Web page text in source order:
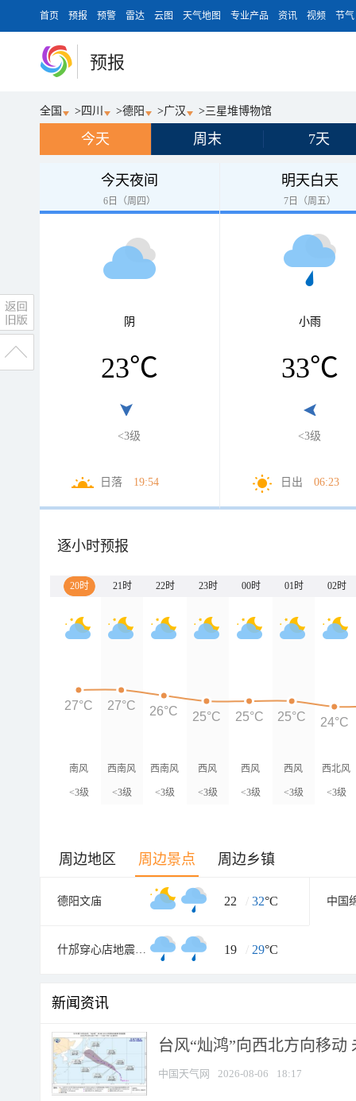
首页 预报 预警 雷达 云图 天气地图 专业产品 资讯 视频 节气
预报
全国 > 四川 >德阳 >广汉 >三星堆博物馆
今天 周末 7天
今天夜间
6日（周四）
阴
23℃
<3级
日落 19:54
明天白天
7日（周五）
小雨
33℃
<3级
日出 06:23
逐小时预报
20时 21时 22时 23时 00时 01时 02时
南风
<3级
西南风
<3级
西南风
<3级
西风
<3级
西风
<3级
西风
<3级
西北风
<3级
27°C 27°C 26°C 25°C 25°C 25°C 24°C
周边地区 周边景点 周边乡镇
德阳文庙 22 / 32°C 中国
什邡穿心店地震遗址 19 / 29°C
新闻资讯
台风“灿鸿”向西北方向移动
中国天气网 2026-08-06 18:17